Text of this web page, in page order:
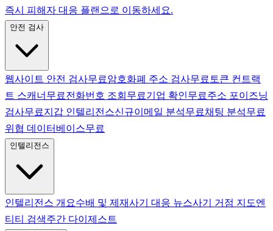
즉시 피해자 대응 플랜으로 이동하세요.
안전 검사
웹사이트 안전 검사무료암호화폐 주소 검사무료 토큰 컨트랙
트 스캐너 무료전화번호 조회 무료기업 확인무료주소 포이즈닝
검사무료지갑 인텔리전스신규이메일 분석무료채팅 분석무료
위협 데이터베이스무료
인텔리전스
인텔리전스 개요수배 및 제재사기 대응 뉴스사기 거점 지도엔
티티 검색주간 다이제스트